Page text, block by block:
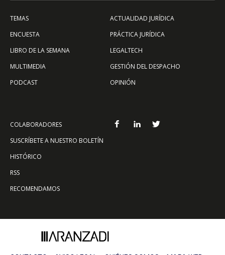
TEMAS
ENCUESTA
LIBRO DE LA SEMANA
MULTIMEDIA
PODCAST
ACTUALIDAD JURÍDICA
PRÁCTICA JURÍDICA
LEGALTECH
GESTIÓN DEL DESPACHO
OPINIÓN
COLABORADORES
SUSCRÍBETE A NUESTRO BOLETÍN
HISTÓRICO
RSS
RECOMENDAMOS